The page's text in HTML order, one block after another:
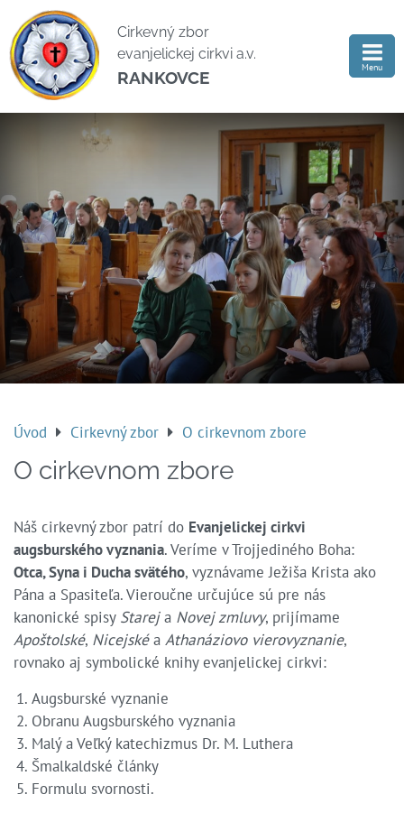
Cirkevný zbor
evanjelickej cirkvi a.v.
RANKOVCE
Menu
Úvod Cirkevný zbor O cirkevnom zbore
O cirkevnom zbore
Náš cirkevný zbor patrí do Evanjelickej cirkvi
augsburského vyznania. Veríme v Trojjediného Boha:
Otca, Syna i Ducha svätého, vyznávame Ježiša Krista ako
Pána a Spasiteľa. Vieroučne určujúce sú pre nás
kanonické spisy Stareja Novej zmluvy, prijímame
Apoštolské, Nicejskéa Athanáziovo vierovyznanie,
rovnako aj symbolické knihy evanjelickej cirkvi:
Augsburské vyznanie
Obranu Augsburského vyznania
Malý a Veľký katechizmus Dr. M. Luthera
Šmalkaldské články
Formulu svornosti.